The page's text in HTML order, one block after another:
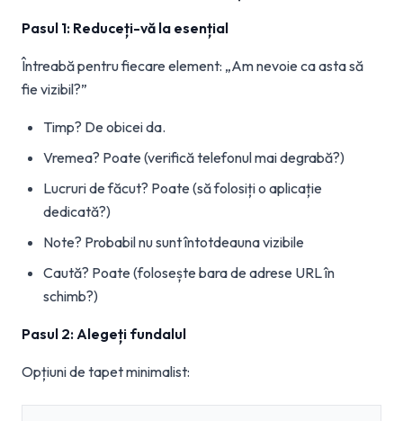
Pasul 1: Reduceți-vă la esențial
Întreabă pentru fiecare element: „Am nevoie ca asta să
fie vizibil?”
Timp? De obicei da.
Vremea? Poate (verifică telefonul mai degrabă?)
Lucruri de făcut? Poate (să folosiți o aplicație
dedicată?)
Note? Probabil nu sunt întotdeauna vizibile
Caută? Poate (folosește bara de adrese URL în
schimb?)
Pasul 2: Alegeți fundalul
Opțiuni de tapet minimalist: